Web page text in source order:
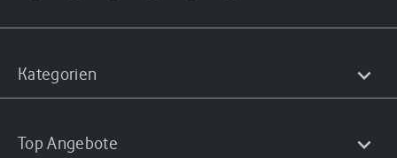
Kategorien
Top Angebote